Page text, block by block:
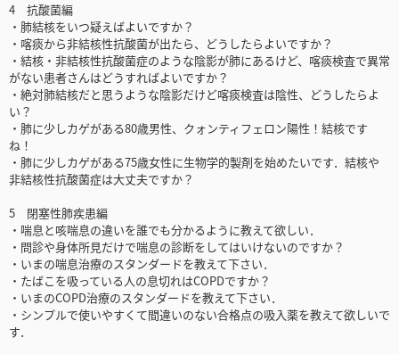
4 抗酸菌編
・肺結核をいつ疑えばよいですか？
・喀痰から非結核性抗酸菌が出たら、どうしたらよいですか？
・結核・非結核性抗酸菌症のような陰影が肺にあるけど、喀痰検査で異常
がない患者さんはどうすればよいですか？
・絶対肺結核だと思うような陰影だけど喀痰検査は陰性、どうしたらよ
い？
・肺に少しカゲがある80歳男性、クォンティフェロン陽性！結核です
ね！
・肺に少しカゲがある75歳女性に生物学的製剤を始めたいです．結核や
非結核性抗酸菌症は大丈夫ですか？
5 閉塞性肺疾患編
・喘息と咳喘息の違いを誰でも分かるように教えて欲しい．
・問診や身体所見だけで喘息の診断をしてはいけないのですか？
・いまの喘息治療のスタンダードを教えて下さい．
・たばこを吸っている人の息切れはCOPDですか？
・いまのCOPD治療のスタンダードを教えて下さい．
・シンプルで使いやすくて間違いのない合格点の吸入薬を教えて欲しいで
す．